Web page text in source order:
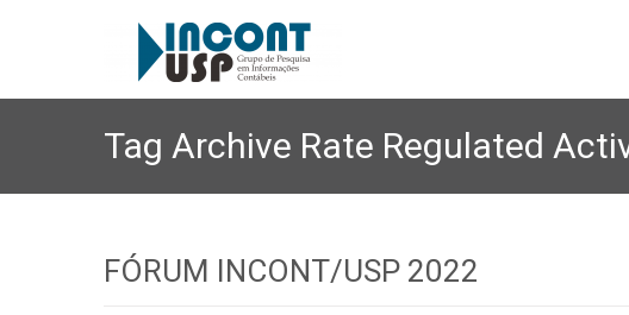
Tag Archive Rate Regulated
FÓRUM INCONT/USP 2022